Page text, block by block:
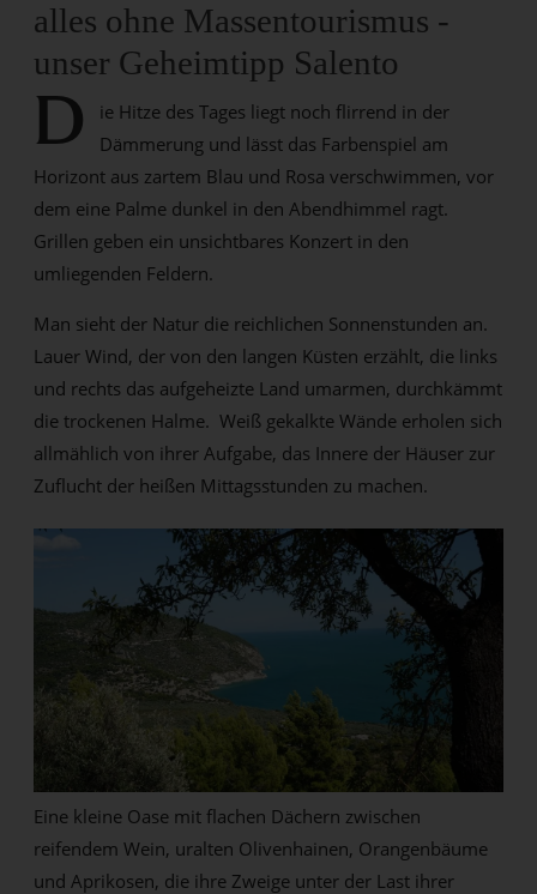
alles ohne Massentourismus -
unser Geheimtipp Salento
D
ie Hitze des Tages liegt noch flirrend in der
Dämmerung und lässt das Farbenspiel am
Horizont aus zartem Blau und Rosa verschwimmen, vor
dem eine Palme dunkel in den Abendhimmel ragt.
Grillen geben ein unsichtbares Konzert in den
umliegenden Feldern.
Man sieht der Natur die reichlichen Sonnenstunden an.
Lauer Wind, der von den langen Küsten erzählt, die links
und rechts das aufgeheizte Land umarmen, durchkämmt
die trockenen Halme. Weiß gekalkte Wände erholen sich
allmählich von ihrer Aufgabe, das Innere der Häuser zur
Zuflucht der heißen Mittagsstunden zu machen.
Eine kleine Oase mit flachen Dächern zwischen
reifendem Wein, uralten Olivenhainen, Orangenbäume
und Aprikosen, die ihre Zweige unter der Last ihrer